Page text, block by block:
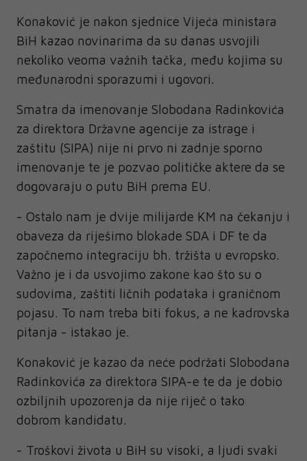
Konaković je nakon sjednice Vijeća ministara
BiH kazao novinarima da su danas usvojili
nekoliko veoma važnih tačka, među kojima su
međunarodni sporazumi i ugovori.
Smatra da imenovanje Slobodana Radinkovića
za direktora Državne agencije za istrage i
zaštitu (SIPA) nije ni prvo ni zadnje sporno
imenovanje te je pozvao političke aktere da se
dogovaraju o putu BiH prema EU.
- Ostalo nam je dvije milijarde KM na čekanju i
obaveza da riješimo blokade SDA i DF te da
započnemo integraciju bh. tržišta u evropsko.
Važno je i da usvojimo zakone kao što su o
sudovima, zaštiti ličnih podataka i graničnom
pojasu. To nam treba biti fokus, a ne kadrovska
pitanja - istakao je.
Konaković je kazao da neće podržati Slobodana
Radinkovića za direktora SIPA-e te da je dobio
ozbiljnih upozorenja da nije riječ o tako
dobrom kandidatu.
- Troškovi života u BiH su visoki, a ljudi svaki